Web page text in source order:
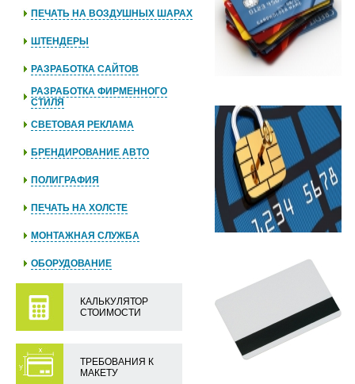
ПЕЧАТЬ НА ВОЗДУШНЫХ ШАРАХ
ШТЕНДЕРЫ
РАЗРАБОТКА САЙТОВ
РАЗРАБОТКА ФИРМЕННОГО
СТИЛЯ
СВЕТОВАЯ РЕКЛАМА
БРЕНДИРОВАНИЕ АВТО
ПОЛИГРАФИЯ
ПЕЧАТЬ НА ХОЛСТЕ
МОНТАЖНАЯ СЛУЖБА
ОБОРУДОВАНИЕ
КАЛЬКУЛЯТОР
СТОИМОСТИ
ТРЕБОВАНИЯ К
МАКЕТУ